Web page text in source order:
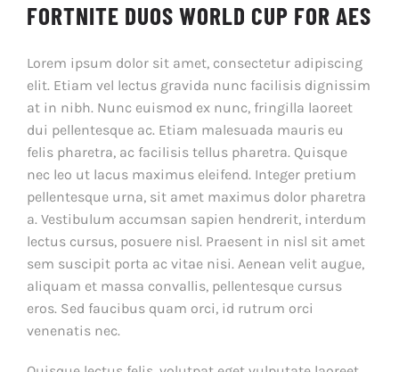
FORTNITE DUOS WORLD CUP FOR AES
Lorem ipsum dolor sit amet, consectetur adipiscing
elit. Etiam vel lectus gravida nunc facilisis dignissim
at in nibh. Nunc euismod ex nunc, fringilla laoreet
dui pellentesque ac. Etiam malesuada mauris eu
felis pharetra, ac facilisis tellus pharetra. Quisque
nec leo ut lacus maximus eleifend. Integer pretium
pellentesque urna, sit amet maximus dolor pharetra
a. Vestibulum accumsan sapien hendrerit, interdum
lectus cursus, posuere nisl. Praesent in nisl sit amet
sem suscipit porta ac vitae nisi. Aenean velit augue,
aliquam et massa convallis, pellentesque cursus
eros. Sed faucibus quam orci, id rutrum orci
venenatis nec.